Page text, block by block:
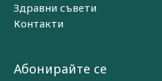
Здравни съвети
Контакти
Абонирайте се